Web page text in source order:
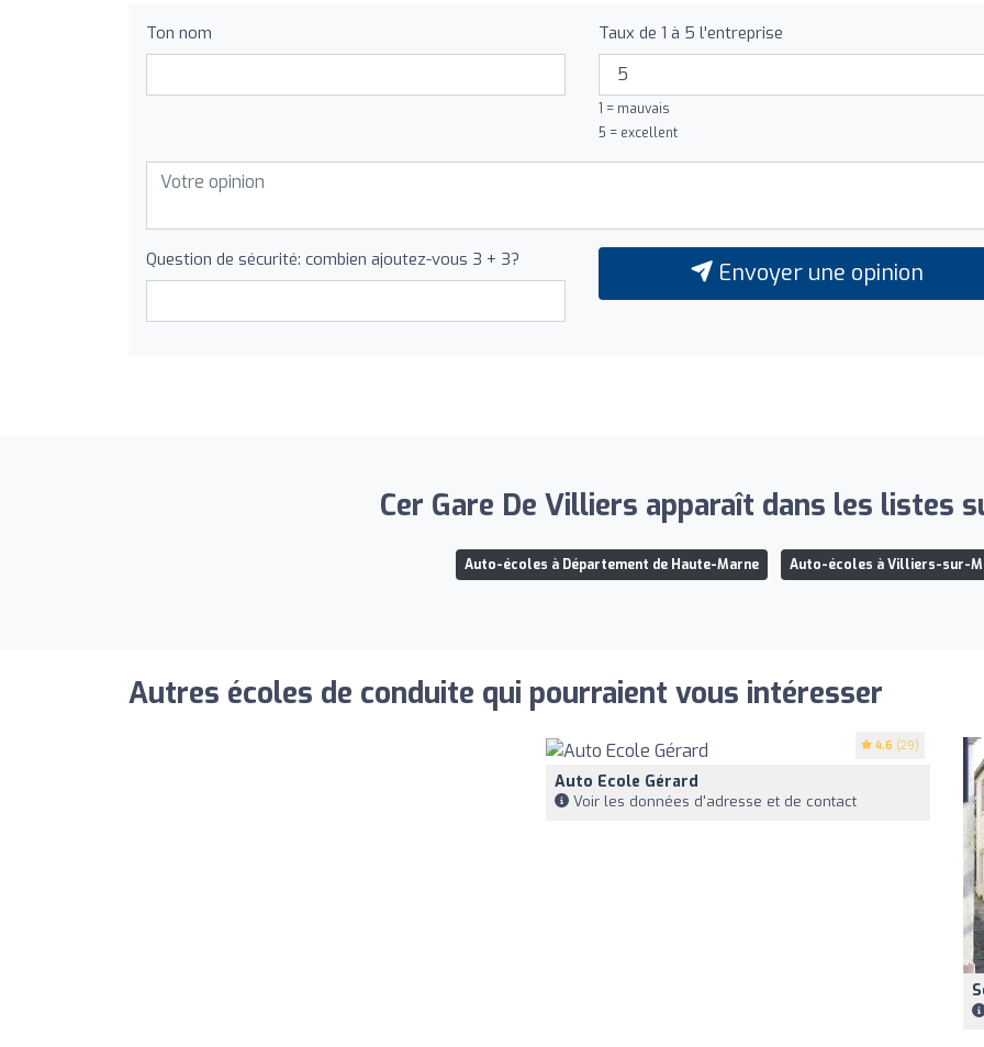
Ton nom Taux de 1 à 5 l'entreprise
1 = mauvais
5 = excellent
Question de sécurité: combien ajoutez-vous 3 + 3? Envoyer une opinion
Cer Gare De Villiers apparaît dans les listes
Auto-écoles à Département de Haute-Marne Auto-écoles à Villiers-sur-
Autres écoles de conduite qui pourraient vous intéresser
4.6 (29)
Auto Ecole Gérard
Voir les données d'adresse et de contact